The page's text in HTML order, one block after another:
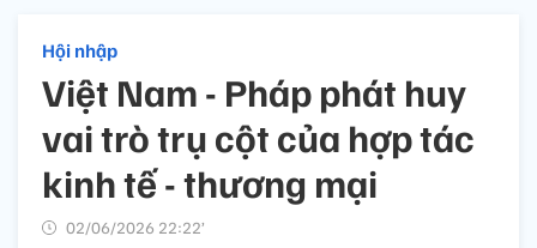
Hội nhập
Việt Nam - Pháp phát huy
vai trò trụ cột của hợp tác
kinh tế - thương mại
02/06/2026 22:22’